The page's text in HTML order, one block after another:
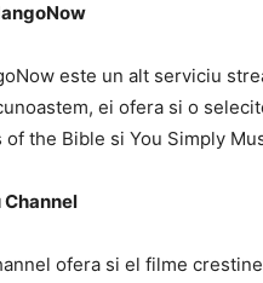
este un alt serviciu
ei ofera si o
of the Bible si You Simply
Channel
ofera si el filme